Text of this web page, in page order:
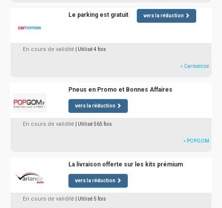
Le parking est gratuit vers la réduction
En cours de validité | Utilisé 4 fois
» Carnomise
Pneus en Promo et Bonnes Affaires
vers la réduction
En cours de validité | Utilisé 565 fois
» POPGOM
La livraison offerte sur les kits prémium
vers la réduction
En cours de validité | Utilisé 5 fois